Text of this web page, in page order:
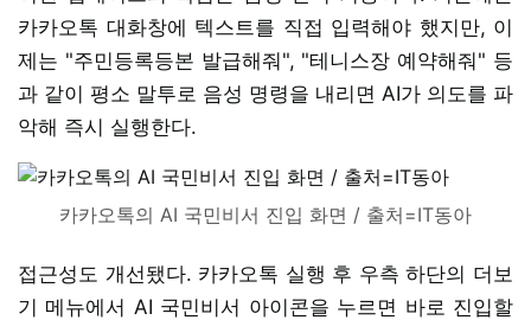
카카오톡 대화창에 텍스트를 직접 입력해야 했지만, 이
제는 "주민등록등본 발급해줘", "테니스장 예약해줘" 등
과 같이 평소 말투로 음성 명령을 내리면 AI가 의도를 파
악해 즉시 실행한다.
카카오톡의 AI 국민비서 진입 화면 / 출처=IT동아
접근성도 개선됐다. 카카오톡 실행 후 우측 하단의 더보
기 메뉴에서 AI 국민비서 아이콘을 누르면 바로 진입할